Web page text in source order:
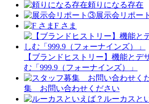
頼りになる存在
展示会リポー
F さま
【ブランドヒストリー】機能とデ
む「999.9（フォーナインズ）」
集 お問い合わせください
ルーカスと